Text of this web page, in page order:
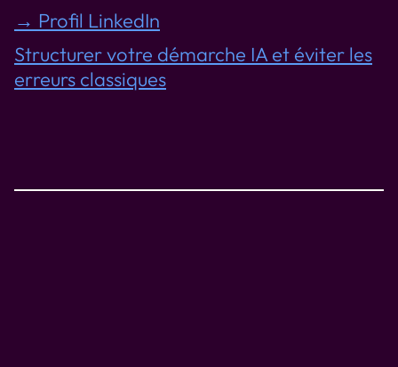
→ Profil LinkedIn
Structurer votre démarche IA et éviter les
erreurs classiques